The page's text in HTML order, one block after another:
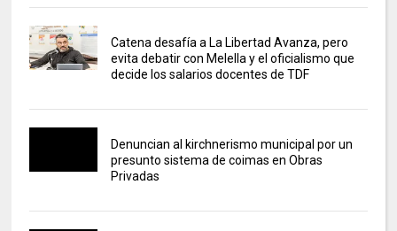
Catena desafía a La Libertad Avanza, pero
evita debatir con Melella y el oficialismo que
decide los salarios docentes de TDF
Denuncian al kirchnerismo municipal por un
presunto sistema de coimas en Obras
Privadas